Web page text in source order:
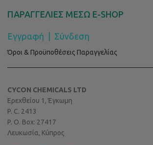
ΠΑΡΑΓΓΕΛΙΕΣ ΜΕΣΩ E-SHOP
Εγγραφή Σύνδεση
Όροι & Προϋποθέσεις Παραγγελίας
CYCON CHEMICALS LTD
Ερεχθείου 1, Έγκωμη
P. C. 2413
P. O. Box: 27417
Λευκωσία, Κύπρος